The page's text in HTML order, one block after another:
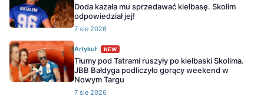
Doda kazała mu sprzedawać kiełbasę. Skolim
odpowiedział jej!
7 sie 2026
Artykuł NEW
Tłumy pod Tatrami ruszyły po kiełbaski Skolima.
JBB Bałdyga podliczyło gorący weekend w
Nowym Targu
7 sie 2026